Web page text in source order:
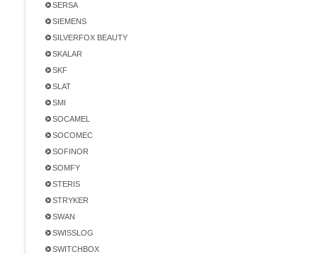
SERSA
SIEMENS
SILVERFOX BEAUTY
SKALAR
SKF
SLAT
SMI
SOCAMEL
SOCOMEC
SOFINOR
SOMFY
STERIS
STRYKER
SWAN
SWISSLOG
SWITCHBOX